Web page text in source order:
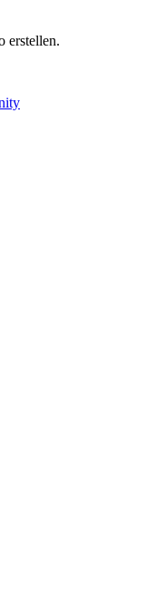
erstellen.